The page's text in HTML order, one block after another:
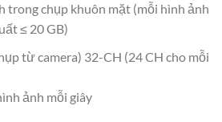
trong chụp khuôn mặt (mỗi hình ảnh
≤ 20 GB)
từ camera) 32-CH (24 CH cho mỗi
ảnh mỗi giây